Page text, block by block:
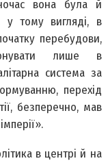
вона була й
у тому вигляді, в
перебудови,
лише в
система за
перехід
безперечно, мав
в центрі й на